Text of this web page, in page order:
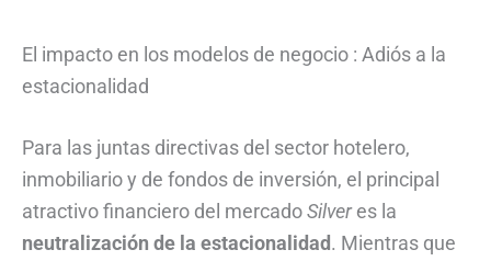
El impacto en los modelos de negocio : Adiós a la
estacionalidad
Para las juntas directivas del sector hotelero,
inmobiliario y de fondos de inversión, el principal
atractivo financiero del mercadoSilveres la
neutralización de la estacionalidad. Mientras que